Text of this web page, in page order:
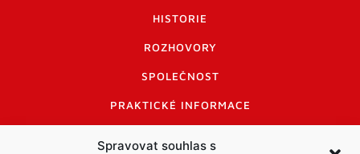
Spravovat souhlas s
HISTORIE
ROZHOVORY
SPOLEČNOST
PRAKTICKÉ INFORMACE